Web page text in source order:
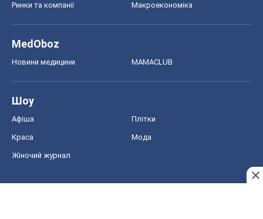
Ринки та компанії Макроекономіка
MedOboz
Новини медицини MAMACLUB
Шоу
Афіша Плітки
Краса Мода
Жіночий журнал